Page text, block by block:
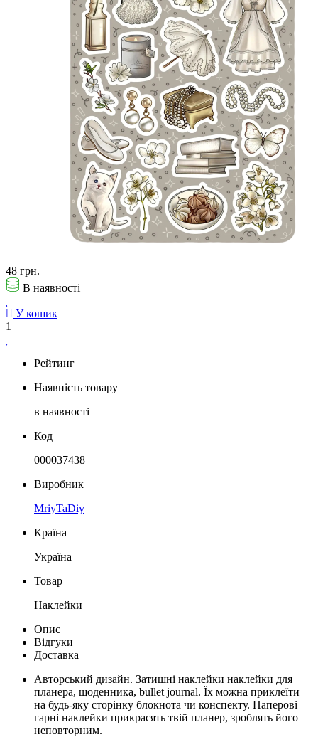
48 грн.
В наявності
У кошик
1
Рейтинг
Наявність товару
в наявності
Код
000037438
Виробник
MriyTaDiy
Країна
Україна
Товар
Наклейки
Опис
Відгуки
Доставка
Авторський дизайн. Затишні наклейки наклейки для
планера, щоденника, bullet journal. Їх можна приклеїти
на будь-яку сторінку блокнота чи конспекту. Паперові
гарні наклейки прикрасять твій планер, зроблять його
неповторним.